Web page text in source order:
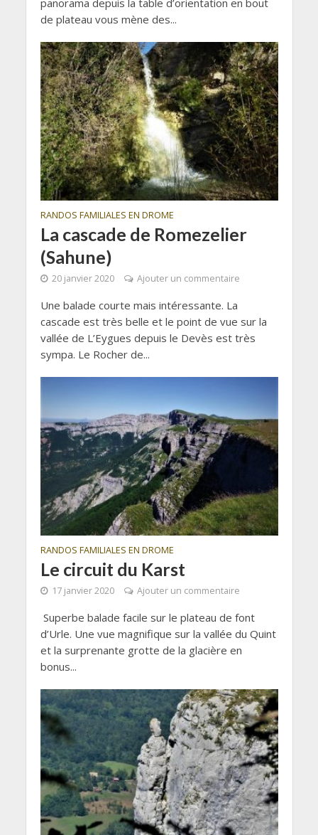
de plateau vous mène des...
RANDOS FAMILIALES EN DROME
La cascade de Romezelier
(Sahune)
20 janvier 2020 Ajouter un commentaire
Une balade courte mais intéressante. La
cascade est très belle et le point de vue sur la
vallée de L’Eygues depuis le Devès est très
sympa. Le Rocher de...
RANDOS FAMILIALES EN DROME
Le circuit du Karst
17 janvier 2020 Ajouter un commentaire
Superbe balade facile sur le plateau de font
d’Urle. Une vue magnifique sur la vallée du Quint
et la surprenante grotte de la glacière en
bonus...